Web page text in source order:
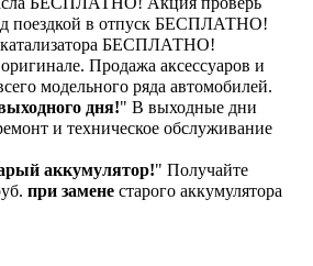
поездкой в отпуск БЕСПЛАТНО!
катализатора БЕСПЛАТНО!
Продажа аксессуаров и
модельного ряда автомобилей.
дня!" В выходные дни
и техническое обслуживание
аккумулятор!" Получайте
при замене старого аккумулятора